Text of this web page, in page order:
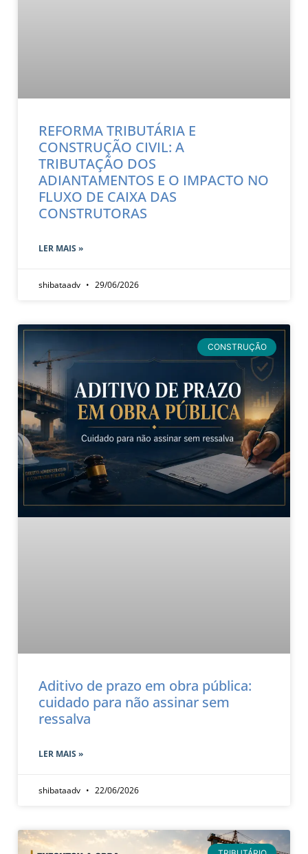
REFORMA TRIBUTÁRIA E
CONSTRUÇÃO CIVIL: A
TRIBUTAÇÃO DOS
ADIANTAMENTOS E O IMPACTO NO
FLUXO DE CAIXA DAS
CONSTRUTORAS
LER MAIS »
shibataadv 29/06/2026
CONSTRUÇÃO
Aditivo de prazo em obra pública:
cuidado para não assinar sem
ressalva
LER MAIS »
shibataadv 22/06/2026